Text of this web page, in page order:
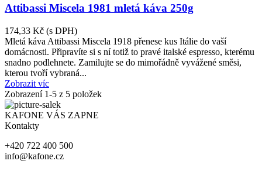
Attibassi Miscela 1981 mletá káva 250g
174,33 Kč (s DPH)
Mletá káva Attibassi Miscela 1918 přenese kus Itálie do vaší
domácnosti. Připravíte si s ní totiž to pravé italské espresso, kterému
snadno podlehnete. Zamilujte se do mimořádně vyvážené směsi,
kterou tvoří vybraná...
Zobrazit víc
Zobrazení 1-5 z 5 položek
KAFONE VÁS ZAPNE
Kontakty
+420 722 400 500
info@kafone.cz